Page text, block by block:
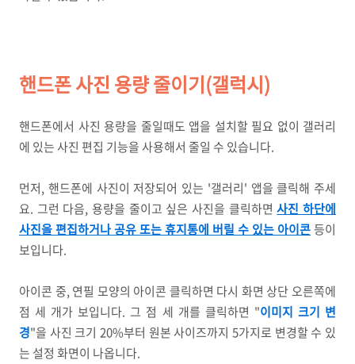
핸드폰 사진 용량 줄이기(갤럭시)
핸드폰에서 사진 용량을 줄일때도 앱을 설치할 필요 없이 갤러리
에 있는 사진 편집 기능을 사용해서 줄일 수 있습니다.
먼저, 핸드폰에 사진이 저장되어 있는 '갤러리' 앱을 클릭해 주세
요. 그런 다음, 용량을 줄이고 싶은 사진을 클릭하면사진 하단에
사진을 편집하거나 공유 또는 휴지통에 버릴 수 있는 아이콘등이
보입니다.
아이콘 중, 연필 모양의 아이콘 클릭하면 다시 화면 상단 오른쪽에
점 세 개가 보입니다. 그 점 세 개를 클릭하면 "이미지 크기 변
경"을 사진 크기 20%부터 원본 사이즈까지 5가지로 변경할 수 있
는 설정 화면이 나옵니다.